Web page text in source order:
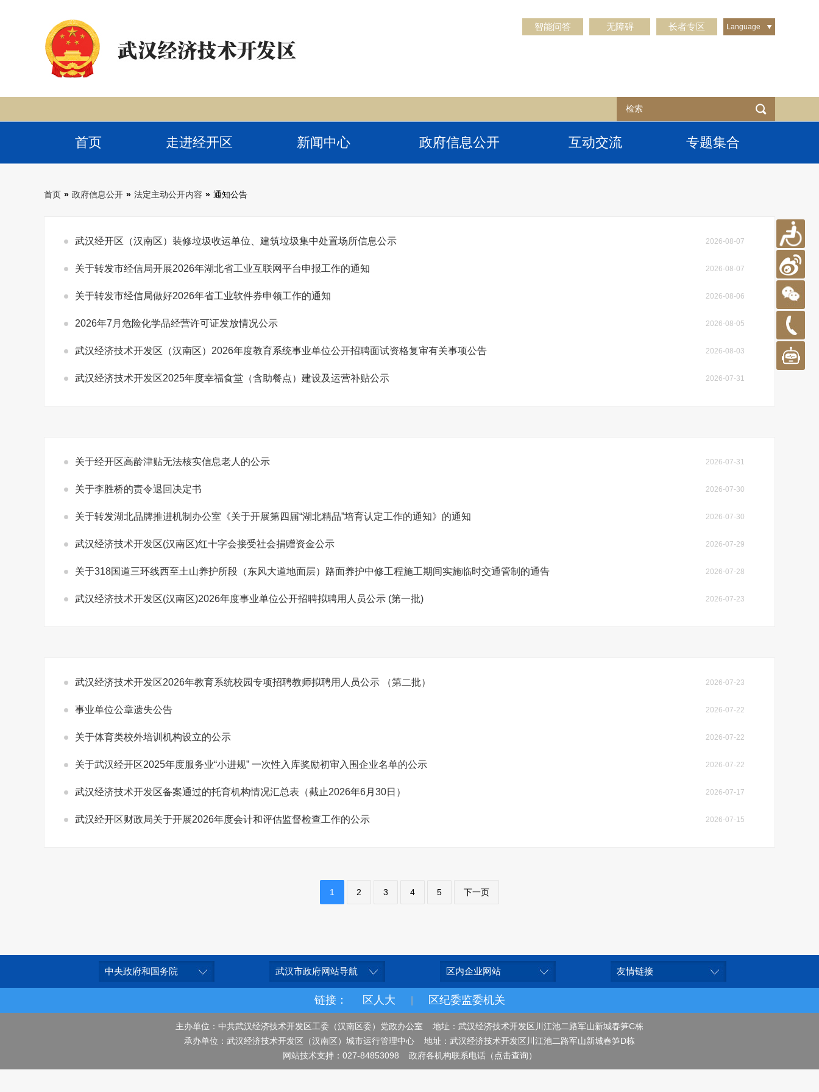
智能问答 无障碍 长者专区 Language
首页 走进经开区 新闻中心 政府信息公开 互动交流 专题集合
首页 » 政府信息公开 » 法定主动公开内容 » 通知公告
武汉经开区（汉南区）装修垃圾收运单位、建筑垃圾集中处置场所信息公示 2026-08-07
关于转发市经信局开展2026年湖北省工业互联网平台申报工作的通知 2026-08-07
关于转发市经信局做好2026年省工业软件券申领工作的通知 2026-08-06
2026年7月危险化学品经营许可证发放情况公示 2026-08-05
武汉经济技术开发区（汉南区）2026年度教育系统事业单位公开招聘面试资格复审有关事项公告 2026-08-03
武汉经济技术开发区2025年度幸福食堂（含助餐点）建设及运营补贴公示 2026-07-31
关于经开区高龄津贴无法核实信息老人的公示 2026-07-31
关于李胜桥的责令退回决定书 2026-07-30
关于转发湖北品牌推进机制办公室《关于开展第四届“湖北精品”培育认定工作的通知》的通知 2026-07-30
武汉经济技术开发区(汉南区)红十字会接受社会捐赠资金公示 2026-07-29
关于318国道三环线西至土山养护所段（东风大道地面层）路面养护中修工程施工期间实施临时交通管制的通告 2026-07-28
武汉经济技术开发区(汉南区)2026年度事业单位公开招聘拟聘用人员公示 (第一批) 2026-07-23
武汉经济技术开发区2026年教育系统校园专项招聘教师拟聘用人员公示 （第二批） 2026-07-23
事业单位公章遗失公告 2026-07-22
关于体育类校外培训机构设立的公示 2026-07-22
关于武汉经开区2025年度服务业“小进规” 一次性入库奖励初审入围企业名单的公示 2026-07-22
武汉经济技术开发区备案通过的托育机构情况汇总表（截止2026年6月30日） 2026-07-17
武汉经开区财政局关于开展2026年度会计和评估监督检查工作的公示 2026-07-15
1 2 3 4 5 下一页
中央政府和国务院 武汉市政府网站导航 区内企业网站 友情链接
链接： 区人大 区纪委监委机关
主办单位：中共武汉经济技术开发区工委（汉南区委）党政办公室 地址：武汉经济技术开发区川江池二路军山新城春笋C栋
承办单位：武汉经济技术开发区（汉南区）城市运行管理中心 地址：武汉经济技术开发区川江池二路军山新城春笋D栋
网站技术支持：027-84853098 政府各机构联系电话（点击查询）